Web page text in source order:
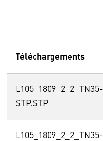
Téléchargements
L105_1809_2_2_TN35-
STP.STP
L105_1809_2_2_TN35-